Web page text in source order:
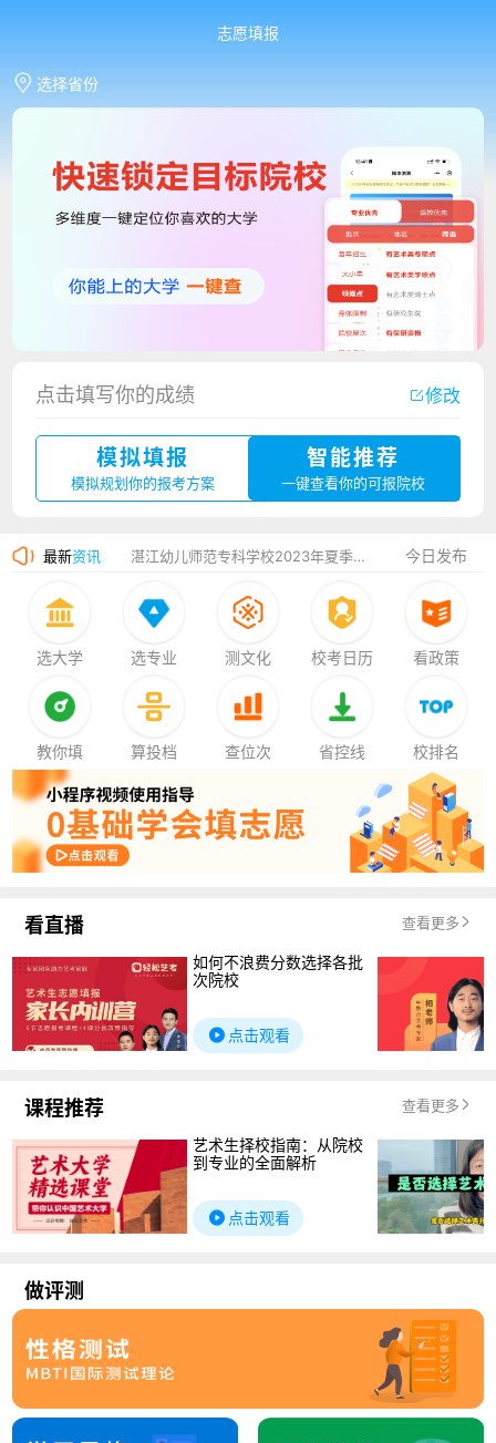
志愿填报
选择省份
点击填写你的成绩 修改
模拟填报
模拟规划你的报考方案
智能推荐
一键查看你的可报院校
最新资讯
厦门大学嘉庚学院2023年艺术类招生简章
湛江幼儿师范专科学校2023年夏季高考招生简章
香港中文大学（深圳）2023年夏季高考招生简章
今日发布
选大学 选专业 测文化 校考日历 看政策
教你填 算投档 查位次 省控线 校排名
看直播 查看更多
如何不浪费分数选择各批
次院校
点击观看
课程推荐 查看更多
艺术生择校指南：从院校
到专业的全面解析
点击观看
做评测